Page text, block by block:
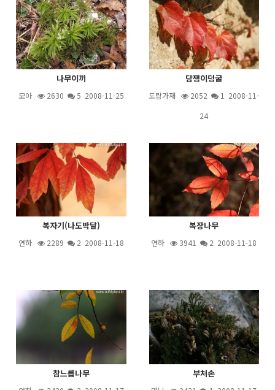
나무이끼
모아 2630 5 2008-11-25
담쟁이덩굴
도랑가재 2052 1 2008-11-
24
복자기(나도박달)
연하 2289 2 2008-11-18
복장나무
연하 3941 2 2008-11-18
참느릅나무 부처손